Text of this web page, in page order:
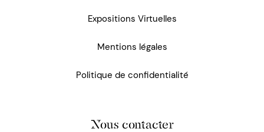
Expositions Virtuelles
Mentions légales
Politique de confidentialité
Nous contacter